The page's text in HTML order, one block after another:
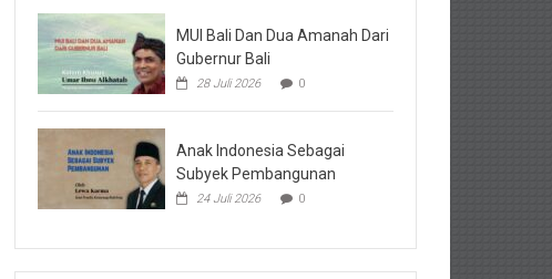
MUI Bali Dan Dua Amanah Dari
Gubernur Bali
28 Juli 2026 0
Anak Indonesia Sebagai
Subyek Pembangunan
24 Juli 2026 0